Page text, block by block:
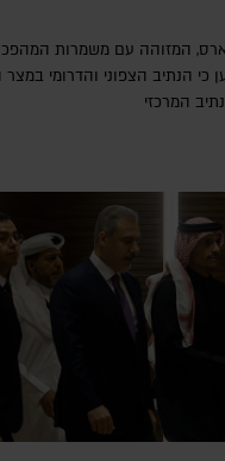
המזוהה עם משמרות
הנתיב הצפוני והדרומי במצר
המרכזי